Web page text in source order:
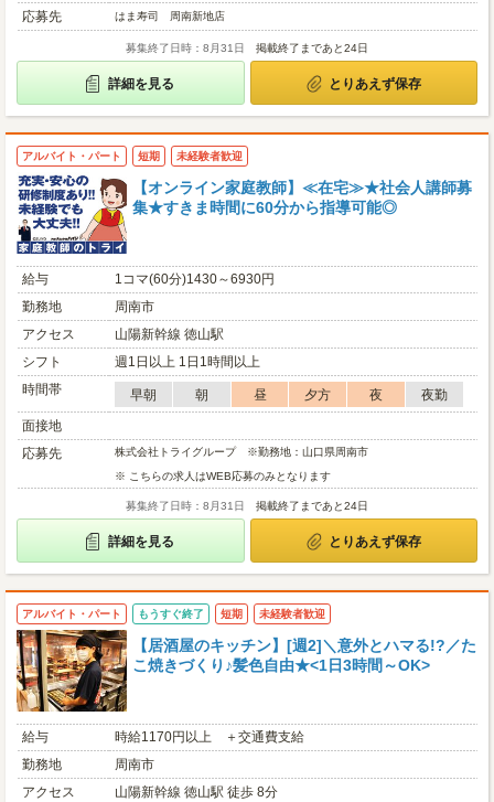
応募先 はま寿司 周南新地店
募集終了日時：8月31日 掲載終了まであと24日
詳細を見る とりあえず保存
アルバイト・パート 短期 未経験者歓迎
【オンライン家庭教師】≪在宅≫★社会人講師募
集★すきま時間に60分から指導可能◎
給与
1コマ(60分)1430～6930円
勤務地
周南市
アクセス
山陽新幹線 徳山駅
シフト
週1日以上 1日1時間以上
時間帯
早朝 朝 昼 夕方 夜
夜勤
面接地
応募先
株式会社トライグループ ※勤務地：山口県周南市
※ こちらの求人はWEB応募のみとなります
募集終了日時：8月31日 掲載終了まであと24日
詳細を見る とりあえず保存
アルバイト・パート もうすぐ終了 短期 未経験者歓迎
【居酒屋のキッチン】[週2]＼意外とハマる!?／た
こ焼きづくり♪髪色自由★<1日3時間～OK>
給与
時給1170円以上 ＋交通費支給
勤務地
周南市
アクセス
山陽新幹線 徳山駅 徒歩 8分